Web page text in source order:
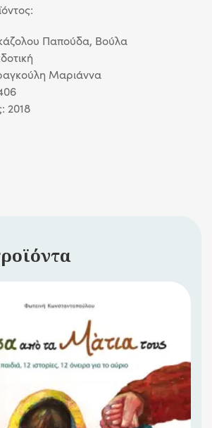
Παπούδα, Βούλα
Μαριάννα
2018